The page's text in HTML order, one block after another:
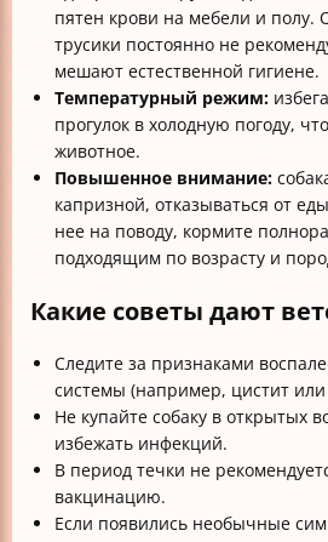
пятен крови на мебели и полу.
трусики постоянно не
мешают естественной гигиене.
Температурный режим:
прогулок в холодную погоду,
животное.
Повышенное внимание:
капризной, отказываться от
нее на поводу, кормите
подходящим по возрасту и
Какие советы дают
Следите за признаками
системы (например, цистит или
Не купайте собаку в открытых
избежать инфекций.
В период течки не
вакцинацию.
Если появились необычные